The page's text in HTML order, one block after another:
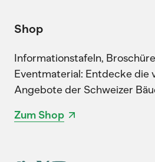
Shop
Informationstafeln,
Eventmaterial: Entdecke die
Angebote der Schweizer
Zum Shop